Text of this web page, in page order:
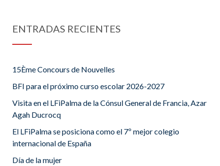
ENTRADAS RECIENTES
15Ème Concours de Nouvelles
BFI para el próximo curso escolar 2026-2027
Visita en el LFiPalma de la Cónsul General de Francia, Azar
Agah Ducrocq
El LFiPalma se posiciona como el 7º mejor colegio
internacional de España
Día de la mujer